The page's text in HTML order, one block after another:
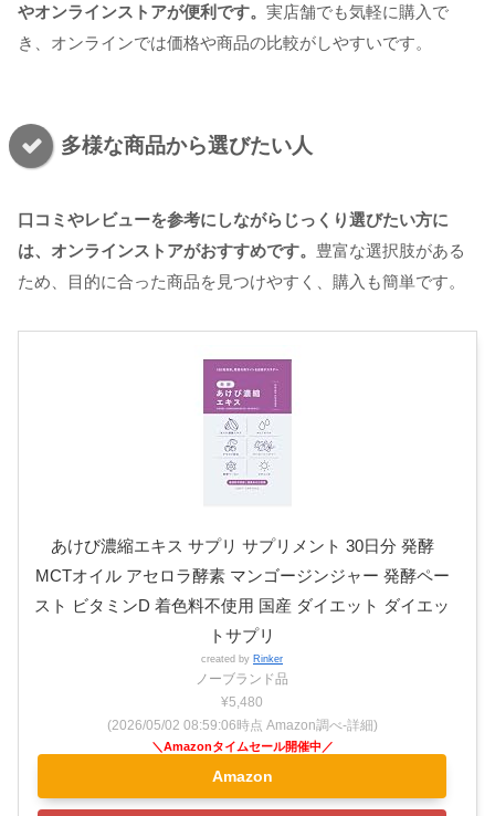
やオンラインストアが便利です。 実店舗でも気軽に購入で
き、オンラインでは価格や商品の比較がしやすいです。
多様な商品から選びたい人
口コミやレビューを参考にしながらじっくり選びたい方に
は、オンラインストアがおすすめです。 豊富な選択肢がある
ため、目的に合った商品を見つけやすく、購入も簡単です。
あけび濃縮エキス サプリ サプリメント 30日分 発酵
MCTオイル アセロラ酵素 マンゴージンジャー 発酵ペー
スト ビタミンD 着色料不使用 国産 ダイエット ダイエッ
トサプリ
created by Rinker
ノーブランド品
¥5,480
(2026/05/02 08:59:06時点 Amazon調べ-詳細)
Amazon